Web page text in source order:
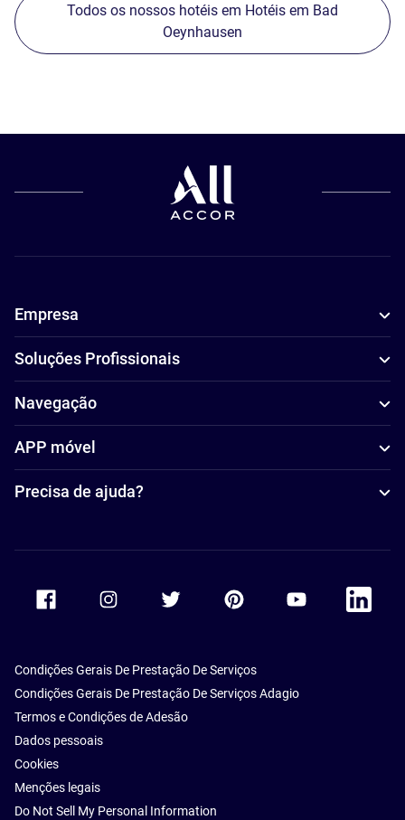
Todos os nossos hotéis em Hotéis em Bad
Oeynhausen
Empresa
Soluções Profissionais
Navegação
APP móvel
Precisa de ajuda?
Accor Facebook Accor TwitterAccor PinterestAccor Youtube
Accor
Condições Gerais De Prestação De Serviços
Condições Gerais De Prestação De Serviços Adagio
Termos e Condições de Adesão
Dados pessoais
Cookies
Menções legais
Do Not Sell My Personal Information